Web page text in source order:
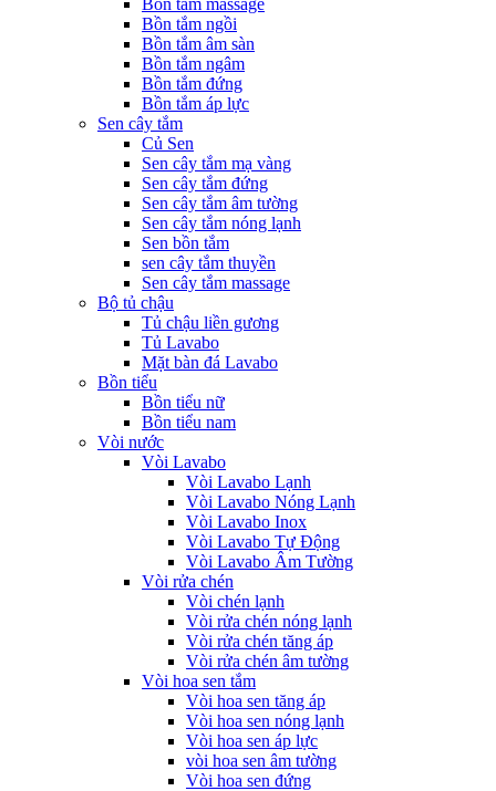
Bồn tắm massage
Bồn tắm ngồi
Bồn tắm âm sàn
Bồn tắm ngâm
Bồn tắm đứng
Bồn tắm áp lực
Sen cây tắm
Củ Sen
Sen cây tắm mạ vàng
Sen cây tắm đứng
Sen cây tắm âm tường
Sen cây tắm nóng lạnh
Sen bồn tắm
sen cây tắm thuyền
Sen cây tắm massage
Bộ tủ chậu
Tủ chậu liền gương
Tủ Lavabo
Mặt bàn đá Lavabo
Bồn tiểu
Bồn tiểu nữ
Bồn tiểu nam
Vòi nước
Vòi Lavabo
Vòi Lavabo Lạnh
Vòi Lavabo Nóng Lạnh
Vòi Lavabo Inox
Vòi Lavabo Tự Động
Vòi Lavabo Âm Tường
Vòi rửa chén
Vòi chén lạnh
Vòi rửa chén nóng lạnh
Vòi rửa chén tăng áp
Vòi rửa chén âm tường
Vòi hoa sen tắm
Vòi hoa sen tăng áp
Vòi hoa sen nóng lạnh
Vòi hoa sen áp lực
vòi hoa sen âm tường
Vòi hoa sen đứng